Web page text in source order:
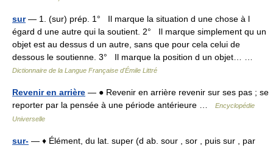
sur— 1. (sur) prép. 1° Il marque la situation d une chose à l
égard d une autre qui la soutient. 2° Il marque simplement qu un
objet est au dessus d un autre, sans que pour cela celui de
dessous le soutienne. 3° Il marque la position d un objet… …
Dictionnaire de la Langue Française d'Émile Littré
Revenir en arrière — ● Revenir en arrière revenir sur ses pas ; se
reporter par la pensée à une période antérieure …
Encyclopédie
Universelle
sur- — ♦ Élément, du lat. super (d ab. sour , sor , puis sur , par